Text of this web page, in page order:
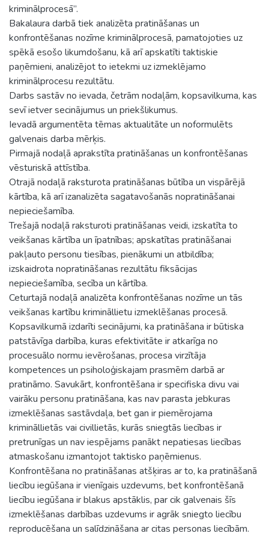
kriminālprocesā”.
Bakalaura darbā tiek analizēta pratināšanas un
konfrontēšanas nozīme kriminālprocesā, pamatojoties uz
spēkā esošo likumdošanu, kā arī apskatīti taktiskie
paņēmieni, analizējot to ietekmi uz izmeklējamo
kriminālprocesu rezultātu.
Darbs sastāv no ievada, četrām nodaļām, kopsavilkuma, kas
sevī ietver secinājumus un priekšlikumus.
Ievadā argumentēta tēmas aktualitāte un noformulēts
galvenais darba mērķis.
Pirmajā nodaļā aprakstīta pratināšanas un konfrontēšanas
vēsturiskā attīstība.
Otrajā nodaļā raksturota pratināšanas būtība un vispārējā
kārtība, kā arī izanalizēta sagatavošanās nopratināšanai
nepieciešamība.
Trešajā nodaļā raksturoti pratināšanas veidi, izskatīta to
veikšanas kārtība un īpatnības; apskatītas pratināšanai
pakļauto personu tiesības, pienākumi un atbildība;
izskaidrota nopratināšanas rezultātu fiksācijas
nepieciešamība, secība un kārtība.
Ceturtajā nodaļā analizēta konfrontēšanas nozīme un tās
veikšanas kartību krimināllietu izmeklēšanas procesā.
Kopsavilkumā izdarīti secinājumi, ka pratināšana ir būtiska
patstāvīga darbība, kuras efektivitāte ir atkarīga no
procesuālo normu ievērošanas, procesa virzītāja
kompetences un psiholoģiskajam prasmēm darbā ar
pratināmo. Savukārt, konfrontēšana ir specifiska divu vai
vairāku personu pratināšana, kas nav parasta jebkuras
izmeklēšanas sastāvdaļa, bet gan ir piemērojama
krimināllietās vai civillietās, kurās sniegtās liecības ir
pretrunīgas un nav iespējams panākt nepatiesas liecības
atmaskošanu izmantojot taktisko paņēmienus.
Konfrontēšana no pratināšanas atšķiras ar to, ka pratināšanā
liecību iegūšana ir vienīgais uzdevums, bet konfrontēšanā
liecību iegūšana ir blakus apstāklis, par cik galvenais šīs
izmeklēšanas darbības uzdevums ir agrāk sniegto liecību
reproducēšana un salīdzināšana ar citas personas liecībām.